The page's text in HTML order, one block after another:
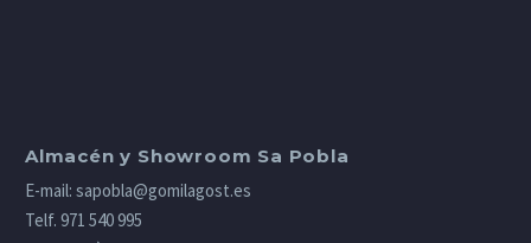
Almacén y Showroom Sa Pobla
E-mail: sapobla@gomilagost.es
Telf. 971 540 995